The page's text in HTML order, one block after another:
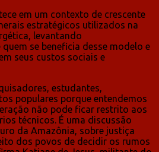
em um contexto de crescente
estratégicos utilizados na
levantando
se beneficia desse modelo e
seus custos sociais e
estudantes,
populares porque entendemos
não pode ficar restrito aos
técnicos. É uma discussão
da Amazônia, sobre justiça
dos povos de decidir os rumos